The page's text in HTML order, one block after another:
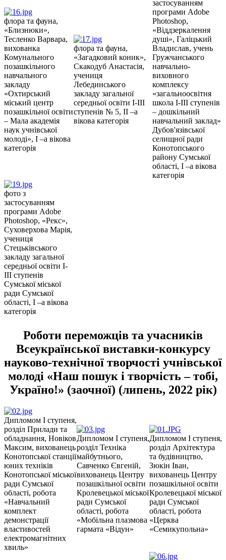
флора та фауна,
«Близнюки»,
Тесленко Варвара,
вихованка
Комунального
позашкільного
навчального
закладу
«Охтирський
міський центр
позашкільної освіти
– Мала академія
наук учнівської
молоді», І –а вікова
категорія
флора та фауна,
«Загадковий коник»,
Скакодуб Анастасія,
учениця
Лебединського
закладу загальної
середньої освіти І-ІІІ
ступенів № 5, ІІ –а
вікова категорія
застосуванням
програми Аdobe
Photoshop,
«Віддзеркалення
душі», Галіцький
Владислав, учень
Гружчанського
навчально-
виховного
комплексу
«загальноосвітня
школа І-ІІІ ступенів
– дошкільний
навчальний заклад»
Дубов'язівської
селищної ради
Конотопського
району Сумської
області, І –а вікова
категорія
фото з
застосуванням
програми Аdobe
Photoshop, «Рекс»,
Суховерхова Марія,
учениця
Стецьківського
закладу загальної
середньої освіти І-
ІІІ ступенів
Сумської міської
ради Сумської
області, І –а вікова
категорія
Роботи переможців та учасників
Всеукраїнської виставки-конкурсу
науково-технічної творчості учнівської
молоді «Наш пошук і творчість – тобі,
Україно!» (заочної) (липень, 2022 рік)
Дипломом І ступеня,
розділ Прилади та
обладнання, Новіков
Максим, вихованець
Конотопської станції
юних техніків
Конотопської міської
ради Сумської
області, робота
«Навчальний
комплект
демонстрації
властивостей
електромагнітних
хвиль»
Дипломом І ступеня,
розділ Техніка
майбутнього,
Савченко Євгеній,
вихованець Центру
позашкільної освіти
Кролевецької міської
ради Сумської
області, робота
«Мобільна плазмова
гармата «Відун»
Дипломом І ступеня,
розділ Архітектура
та будівництво,
Зюкін Іван,
вихованець Центру
позашкільної освіти
Кролевецької міської
ради Сумської
області, робота
«Церква
«Семикупольна»